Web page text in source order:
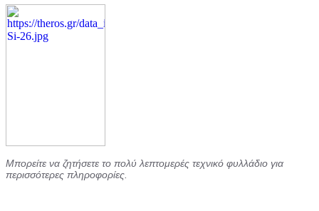
Μπορείτε να ζητήσετε το πολύ λεπτομερές τεχνικό φυλλάδιο για
περισσότερες πληροφορίες.